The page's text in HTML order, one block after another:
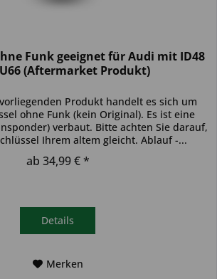
Funk geeignet für Audi mit ID48
(Aftermarket Produkt)
Produkt handelt es sich um
ohne Funk (kein Original). Es ist eine
verbaut. Bitte achten Sie darauf,
Ihrem altem gleicht. Ablauf -...
ab 34,99 € *
Details
Merken